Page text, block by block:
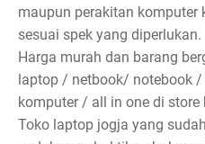
maupun perakitan komputer
sesuai spek yang diperlukan.
Harga murah dan barang
laptop / netbook/ notebook
komputer / all in one di store
Toko laptop jogja yang